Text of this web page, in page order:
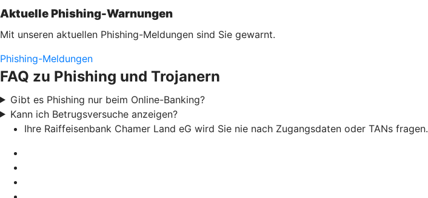
Aktuelle Phishing-Warnungen
Mit unseren aktuellen Phishing-Meldungen sind Sie gewarnt.
Phishing-Meldungen
FAQ zu Phishing und Trojanern
Gibt es Phishing nur beim Online-Banking?
Kann ich Betrugsversuche anzeigen?
Ihre Raiffeisenbank Chamer Land eG wird Sie nie nach Zugangsdaten oder TANs fragen.